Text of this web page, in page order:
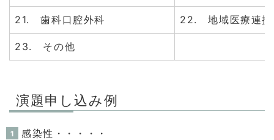
21. 歯科口腔外科 22. 地域医療連携
23. その他
演題申し込み例
感染性・・・・・